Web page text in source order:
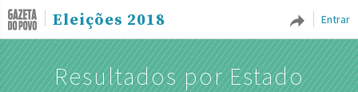
Entrar
Eleições 2018
Resultados por Estado